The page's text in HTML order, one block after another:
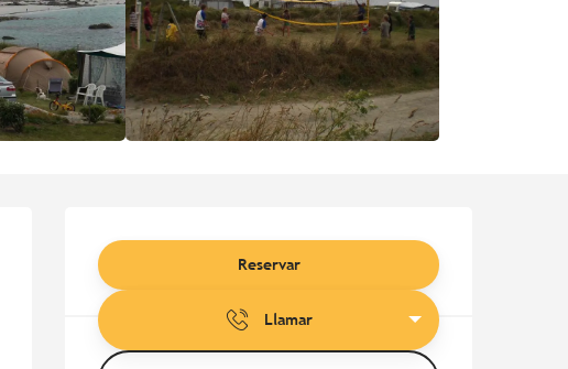
Horarios y datos de
Reservar
Llamar